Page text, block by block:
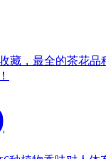
藏，最全的茶花品